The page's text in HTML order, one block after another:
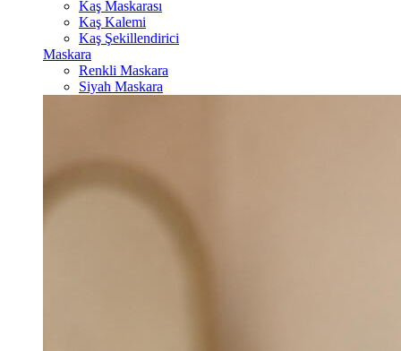
Kaş Maskarası
Kaş Kalemi
Kaş Şekillendirici
Maskara
Renkli Maskara
Siyah Maskara